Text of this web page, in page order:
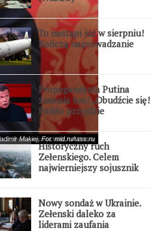
Makiej. Fot: mid.ru/tass.ru
To nastąpi już w sierpniu!
Kończą naprowadzanie
Propagandysta Putina
zmienia ton! „Obudźcie się!
Piekło przyjdzie
błyskawicznie”
Historyczny ruch
Zełenskiego. Celem
najwierniejszy sojusznik
Nowy sondaż w Ukrainie.
Zełenski daleko za
liderami zaufania